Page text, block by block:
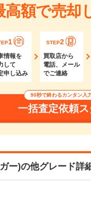
高額で売却
1
情報を
して
申し込み
STEP2
買取店から
電話、メール
でご連絡
90秒で終わるカンタン入
一括査定依頼ス
ー)の他グレード詳